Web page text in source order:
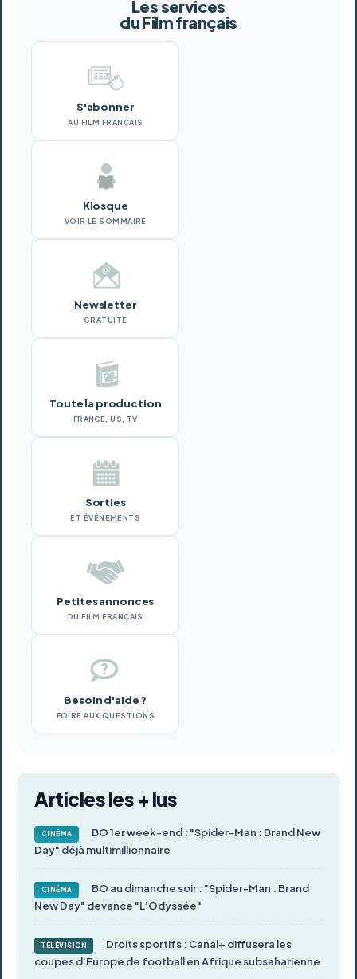
Les services
du Film français
S'abonner
AU FILM FRANÇAIS
Kiosque
VOIR LE SOMMAIRE
Newsletter
GRATUITE
Toute la production
FRANCE, US, TV
Sorties
ET ÉVÉNEMENTS
Petites annonces
DU FILM FRANÇAIS
Besoin d'aide ?
FOIRE AUX QUESTIONS
Articles les + lus
CINÉMA
BO 1er week-end : "Spider-Man : Brand New
Day" déjà multimillionnaire
CINÉMA
BO au dimanche soir : "Spider-Man : Brand
New Day" devance "L’Odyssée"
TÉLÉVISION
Droits sportifs : Canal+ diffusera les
coupes d’Europe de football en Afrique subsaharienne